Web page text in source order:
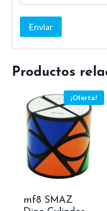
Productos
¡Oferta!
mf8 SMAZ